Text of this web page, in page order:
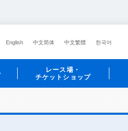
English 中文简体 中文繁體 한국어
レース場・
チケットショップ